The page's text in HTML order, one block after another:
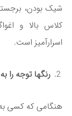
شیک بودن،
کلاس بالا و
اسرارآمیز است.
رنگ­ها توجه
هنگامی که کسی به